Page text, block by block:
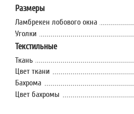
Размеры
Ламбрекен лобового окна
Уголки
Текстильные
Ткань
Цвет ткани
Бахрома
Цвет бахромы